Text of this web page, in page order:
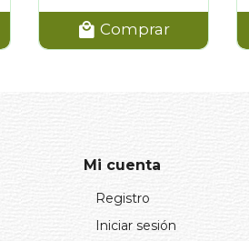
Comprar
Mi cuenta
Registro
Iniciar sesión